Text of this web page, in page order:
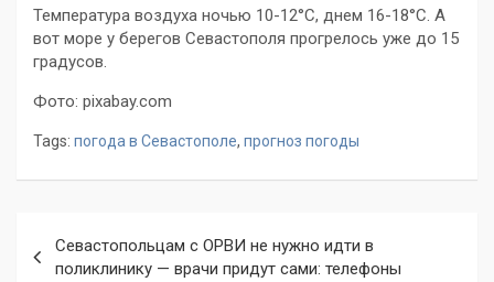
Температура воздуха ночью 10-12°С, днем 16-18°С. А
вот море у берегов Севастополя прогрелось уже до 15
градусов.
Фото: pixabay.com
Tags: погода в Севастополе, прогноз погоды
по
Севастопольцам с ОРВИ не нужно идти в
поликлинику — врачи придут сами: телефоны